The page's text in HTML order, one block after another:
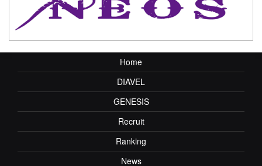
Home
DIAVEL
GENESIS
Recruit
Ranking
News